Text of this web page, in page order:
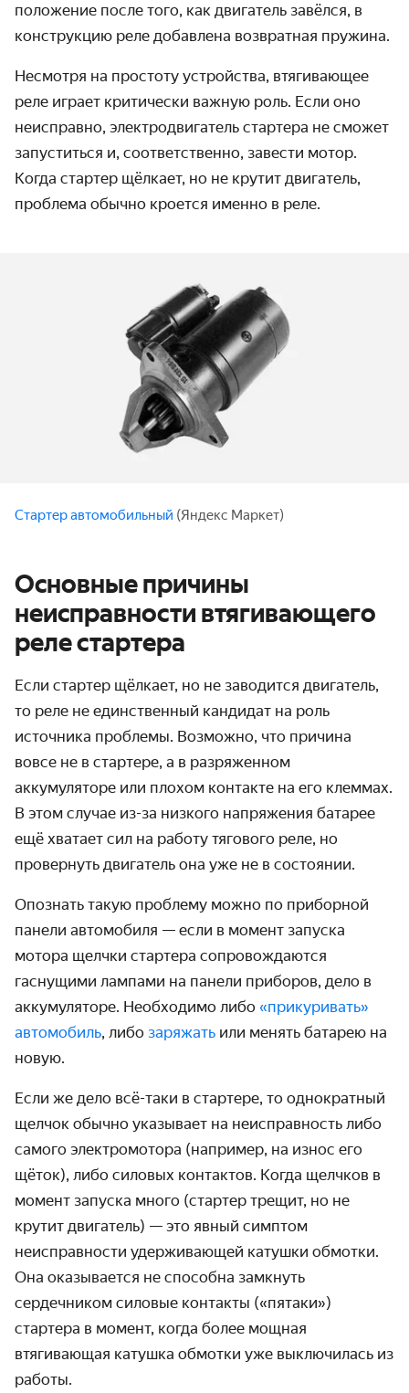
положение после того, как двигатель завёлся, в
конструкцию реле добавлена возвратная пружина.
Несмотря на простоту устройства, втягивающее
реле играет критически важную роль. Если оно
неисправно, электродвигатель стартера не сможет
запуститься и, соответственно, завести мотор.
Когда стартер щёлкает, но не крутит двигатель,
проблема обычно кроется именно в реле.
Стартер автомобильный (Яндекс Маркет)
Основные причины
неисправности втягивающего
реле стартера
Если стартер щёлкает, но не заводится двигатель,
то реле не единственный кандидат на роль
источника проблемы. Возможно, что причина
вовсе не в стартере, а в разряженном
аккумуляторе или плохом контакте на его клеммах.
В этом случае из-за низкого напряжения батарее
ещё хватает сил на работу тягового реле, но
провернуть двигатель она уже не в состоянии.
Опознать такую проблему можно по приборной
панели автомобиля — если в момент запуска
мотора щелчки стартера сопровождаются
гаснущими лампами на панели приборов, дело в
аккумуляторе. Необходимо либо «прикуривать»
автомобиль, либо заряжать или менять батарею на
новую.
Если же дело всё-таки в стартере, то однократный
щелчок обычно указывает на неисправность либо
самого электромотора (например, на износ его
щёток), либо силовых контактов. Когда щелчков в
момент запуска много (стартер трещит, но не
крутит двигатель) — это явный симптом
неисправности удерживающей катушки обмотки.
Она оказывается не способна замкнуть
сердечником силовые контакты («пятаки»)
стартера в момент, когда более мощная
втягивающая катушка обмотки уже выключилась из
работы.